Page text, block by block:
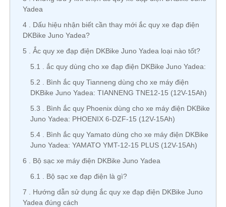
Yadea
4
Dấu hiệu nhận biết cần thay mới ắc quy xe đạp điện
DKBike Juno Yadea?
5
Ắc quy xe đạp điện DKBike Juno Yadea loại nào tốt?
5.1
ắc quy dùng cho xe đạp điện DKBike Juno Yadea:
5.2
Bình ắc quy Tianneng dùng cho xe máy điện
DKBike Juno Yadea: TIANNENG TNE12-15 (12V-15Ah)
5.3
Bình ắc quy Phoenix dùng cho xe máy điện DKBike
Juno Yadea: PHOENIX 6-DZF-15 (12V-15Ah)
5.4
Bình ắc quy Yamato dùng cho xe máy điện DKBike
Juno Yadea: YAMATO YMT-12-15 PLUS (12V-15Ah)
6
Bộ sạc xe máy điện DKBike Juno Yadea
6.1
Bộ sạc xe đạp điện là gì?
7
Hướng dẫn sử dụng ắc quy xe đạp điện DKBike Juno
Yadea đúng cách